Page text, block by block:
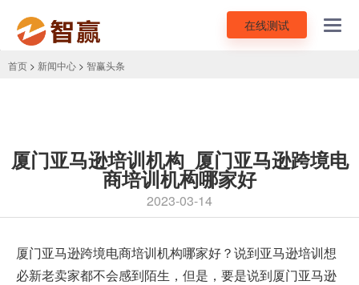
在线测试
首页 > 新闻中心 > 智赢头条
厦门亚马逊培训机构_厦门亚马逊跨境电
商培训机构哪家好
2023-03-14
厦门亚马逊跨境电商培训机构哪家好？说到亚马逊培训想
必新老卖家都不会感到陌生，但是，要是说到厦门亚马逊